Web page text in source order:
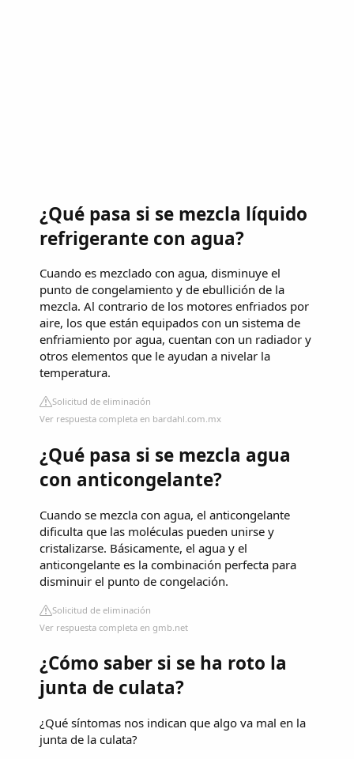
¿Qué pasa si se mezcla líquido
refrigerante con agua?
Cuando es mezclado con agua, disminuye el
punto de congelamiento y de ebullición de la
mezcla. Al contrario de los motores enfriados por
aire, los que están equipados con un sistema de
enfriamiento por agua, cuentan con un radiador y
otros elementos que le ayudan a nivelar la
temperatura.
Solicitud de eliminación
Ver respuesta completa en bardahl.com.mx
¿Qué pasa si se mezcla agua
con anticongelante?
Cuando se mezcla con agua, el anticongelante
dificulta que las moléculas pueden unirse y
cristalizarse. Básicamente, el agua y el
anticongelante es la combinación perfecta para
disminuir el punto de congelación.
Solicitud de eliminación
Ver respuesta completa en gmb.net
¿Cómo saber si se ha roto la
junta de culata?
¿Qué síntomas nos indican que algo va mal en la
junta de la culata?